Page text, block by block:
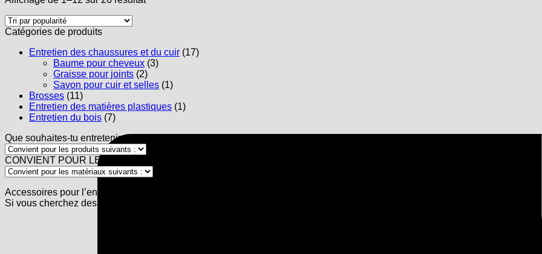
Catégories de produits
Entretien des chaussures et du cuir (17)
Baume pour cheveux (3)
Graisse pour joints (2)
Savon pour cuir et selles (1)
Brosses (11)
Entretien des matières plastiques (1)
Entretien du bois (7)
Que souhaites-tu entretenir :
CONVIENT POUR LES MATÉRIAUX:
Accessoires pour l’entretien des chaussures
Si vous cherchez des accessoires pour l’entretien des chaussures, vous trouverez ici une compilation de produits adaptés